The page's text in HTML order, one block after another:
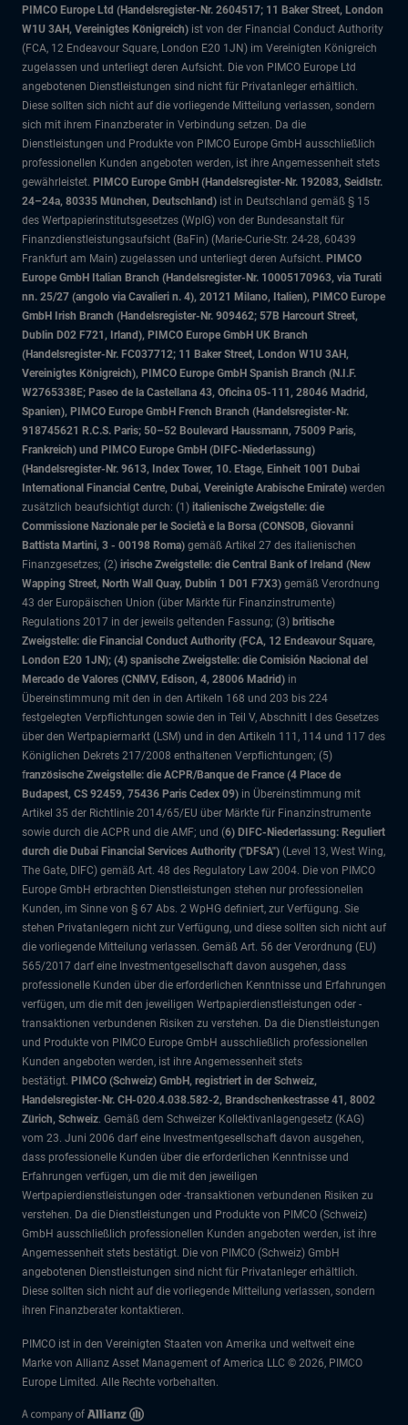
PIMCO Europe Ltd (Handelsregister-Nr. 2604517; 11 Baker Street, London
W1U 3AH, Vereinigtes Königreich) ist von der Financial Conduct Authority
(FCA, 12 Endeavour Square, London E20 1JN) im Vereinigten Königreich
zugelassen und unterliegt deren Aufsicht. Die von PIMCO Europe Ltd
angebotenen Dienstleistungen sind nicht für Privatanleger erhältlich.
Diese sollten sich nicht auf die vorliegende Mitteilung verlassen, sondern
sich mit ihrem Finanzberater in Verbindung setzen. Da die
Dienstleistungen und Produkte von PIMCO Europe GmbH ausschließlich
professionellen Kunden angeboten werden, ist ihre Angemessenheit stets
gewährleistet. PIMCO Europe GmbH (Handelsregister-Nr. 192083, Seidlstr.
24–24a, 80335 München, Deutschland) ist in Deutschland gemäß § 15
des Wertpapierinstitutsgesetzes (WpIG) von der Bundesanstalt für
Finanzdienstleistungsaufsicht (BaFin) (Marie-Curie-Str. 24-28, 60439
Frankfurt am Main) zugelassen und unterliegt deren Aufsicht. PIMCO
Europe GmbH Italian Branch (Handelsregister-Nr. 10005170963, via Turati
nn. 25/27 (angolo via Cavalieri n. 4), 20121 Milano, Italien), PIMCO Europe
GmbH Irish Branch (Handelsregister-Nr. 909462; 57B Harcourt Street,
Dublin D02 F721, Irland), PIMCO Europe GmbH UK Branch
(Handelsregister-Nr. FC037712; 11 Baker Street, London W1U 3AH,
Vereinigtes Königreich), PIMCO Europe GmbH Spanish Branch (N.I.F.
W2765338E; Paseo de la Castellana 43, Oficina 05-111, 28046 Madrid,
Spanien), PIMCO Europe GmbH French Branch (Handelsregister-Nr.
918745621 R.C.S. Paris; 50–52 Boulevard Haussmann, 75009 Paris,
Frankreich) und PIMCO Europe GmbH (DIFC-Niederlassung)
(Handelsregister-Nr. 9613, Index Tower, 10. Etage, Einheit 1001 Dubai
International Financial Centre, Dubai, Vereinigte Arabische Emirate) werden
zusätzlich beaufsichtigt durch: (1) italienische Zweigstelle: die
Commissione Nazionale per le Società e la Borsa (CONSOB, Giovanni
Battista Martini, 3 - 00198 Roma) gemäß Artikel 27 des italienischen
Finanzgesetzes; (2) irische Zweigstelle: die Central Bank of Ireland (New
Wapping Street, North Wall Quay, Dublin 1 D01 F7X3) gemäß Verordnung
43 der Europäischen Union (über Märkte für Finanzinstrumente)
Regulations 2017 in der jeweils geltenden Fassung; (3) britische
Zweigstelle: die Financial Conduct Authority (FCA, 12 Endeavour Square,
London E20 1JN); (4) spanische Zweigstelle: die Comisión Nacional del
Mercado de Valores (CNMV, Edison, 4, 28006 Madrid) in
Übereinstimmung mit den in den Artikeln 168 und 203 bis 224
festgelegten Verpflichtungen sowie den in Teil V, Abschnitt I des Gesetzes
über den Wertpapiermarkt (LSM) und in den Artikeln 111, 114 und 117 des
Königlichen Dekrets 217/2008 enthaltenen Verpflichtungen; (5)
französische Zweigstelle: die ACPR/Banque de France (4 Place de
Budapest, CS 92459, 75436 Paris Cedex 09) in Übereinstimmung mit
Artikel 35 der Richtlinie 2014/65/EU über Märkte für Finanzinstrumente
sowie durch die ACPR und die AMF; und (6) DIFC-Niederlassung: Reguliert
durch die Dubai Financial Services Authority ("DFSA") (Level 13, West Wing,
The Gate, DIFC) gemäß Art. 48 des Regulatory Law 2004. Die von PIMCO
Europe GmbH erbrachten Dienstleistungen stehen nur professionellen
Kunden, im Sinne von § 67 Abs. 2 WpHG definiert, zur Verfügung. Sie
stehen Privatanlegern nicht zur Verfügung, und diese sollten sich nicht auf
die vorliegende Mitteilung verlassen. Gemäß Art. 56 der Verordnung (EU)
565/2017 darf eine Investmentgesellschaft davon ausgehen, dass
professionelle Kunden über die erforderlichen Kenntnisse und Erfahrungen
verfügen, um die mit den jeweiligen Wertpapierdienstleistungen oder -
transaktionen verbundenen Risiken zu verstehen. Da die Dienstleistungen
und Produkte von PIMCO Europe GmbH ausschließlich professionellen
Kunden angeboten werden, ist ihre Angemessenheit stets
bestätigt. PIMCO (Schweiz) GmbH, registriert in der Schweiz,
Handelsregister-Nr. CH-020.4.038.582-2, Brandschenkestrasse 41, 8002
Zürich, Schweiz. Gemäß dem Schweizer Kollektivanlagengesetz (KAG)
vom 23. Juni 2006 darf eine Investmentgesellschaft davon ausgehen,
dass professionelle Kunden über die erforderlichen Kenntnisse und
Erfahrungen verfügen, um die mit den jeweiligen
Wertpapierdienstleistungen oder -transaktionen verbundenen Risiken zu
verstehen. Da die Dienstleistungen und Produkte von PIMCO (Schweiz)
GmbH ausschließlich professionellen Kunden angeboten werden, ist ihre
Angemessenheit stets bestätigt. Die von PIMCO (Schweiz) GmbH
angebotenen Dienstleistungen sind nicht für Privatanleger erhältlich.
Diese sollten sich nicht auf die vorliegende Mitteilung verlassen, sondern
ihren Finanzberater kontaktieren.
PIMCO ist in den Vereinigten Staaten von Amerika und weltweit eine
Marke von Allianz Asset Management of America LLC © 2026, PIMCO
Europe Limited. Alle Rechte vorbehalten.